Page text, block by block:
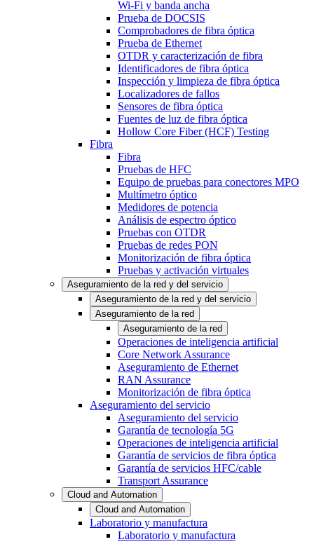
Wi-Fi y banda ancha
Prueba de DOCSIS
Comprobadores de fibra óptica
Prueba de Ethernet
OTDR y caracterización de fibra
Identificadores de fibra óptica
Inspección y limpieza de fibra óptica
Localizadores de fallos
Sensores de fibra óptica
Fuentes de luz de fibra óptica
Hollow Core Fiber (HCF) Testing
Fibra
Fibra
Pruebas de HFC
Equipo de pruebas para conectores MPO
Multímetro óptico
Medidores de potencia
Análisis de espectro óptico
Pruebas con OTDR
Pruebas de redes PON
Monitorización de fibra óptica
Pruebas y activación virtuales
Aseguramiento de la red y del servicio
Aseguramiento de la red y del servicio
Aseguramiento de la red
Aseguramiento de la red
Operaciones de inteligencia artificial
Core Network Assurance
Aseguramiento de Ethernet
RAN Assurance
Monitorización de fibra óptica
Aseguramiento del servicio
Aseguramiento del servicio
Garantía de tecnología 5G
Operaciones de inteligencia artificial
Garantía de servicios de fibra óptica
Garantía de servicios HFC/cable
Transport Assurance
Cloud and Automation
Cloud and Automation
Laboratorio y manufactura
Laboratorio y manufactura